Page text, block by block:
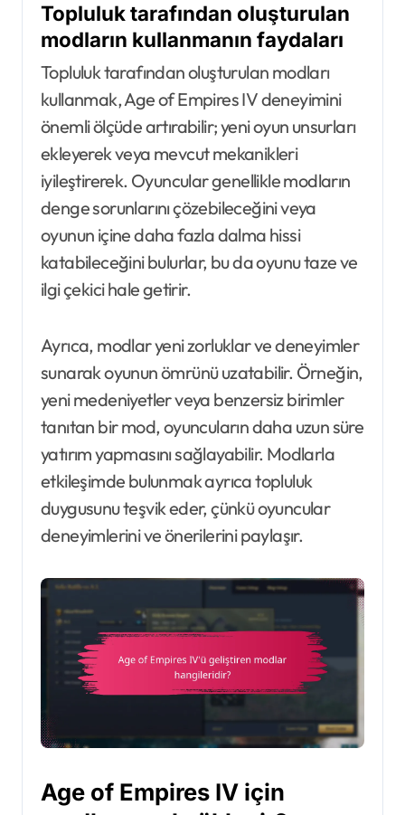
Topluluk tarafından oluşturulan
modların kullanmanın faydaları
Topluluk tarafından oluşturulan modları
kullanmak, Age of Empires IV deneyimini
önemli ölçüde artırabilir; yeni oyun unsurları
ekleyerek veya mevcut mekanikleri
iyileştirerek. Oyuncular genellikle modların
denge sorunlarını çözebileceğini veya
oyunun içine daha fazla dalma hissi
katabileceğini bulurlar, bu da oyunu taze ve
ilgi çekici hale getirir.
Ayrıca, modlar yeni zorluklar ve deneyimler
sunarak oyunun ömrünü uzatabilir. Örneğin,
yeni medeniyetler veya benzersiz birimler
tanıtan bir mod, oyuncuların daha uzun süre
yatırım yapmasını sağlayabilir. Modlarla
etkileşimde bulunmak ayrıca topluluk
duygusunu teşvik eder, çünkü oyuncular
deneyimlerini ve önerilerini paylaşır.
Age of Empires IV için